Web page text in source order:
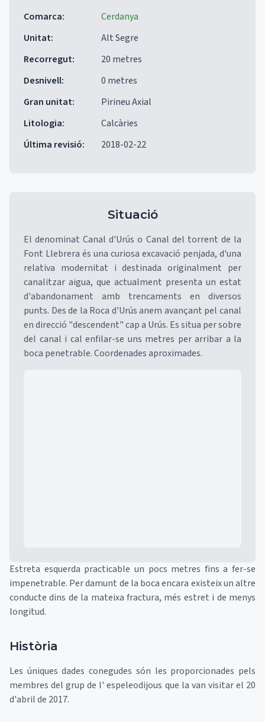
Comarca:
Cerdanya
Unitat:
Alt Segre
Recorregut:
20 metres
Desnivell:
0 metres
Gran unitat:
Pirineu Axial
Litologia:
Calcàries
Última revisió: 2018-02-22
Situació
El denominat Canal d'Urús o Canal del torrent de la
Font Llebrera és una curiosa excavació penjada, d'una
relativa modernitat i destinada originalment per
canalitzar aigua, que actualment presenta un estat
d'abandonament amb trencaments en diversos
punts. Des de la Roca d'Urús anem avançant pel canal
en direcció "descendent" cap a Urús. Es situa per sobre
del canal i cal enfilar-se uns metres per arribar a la
boca penetrable. Coordenades aproximades.
Estreta esquerda practicable un pocs metres fins a fer-se
impenetrable. Per damunt de la boca encara existeix un altre
conducte dins de la mateixa fractura, més estret i de menys
longitud.
Història
Les úniques dades conegudes són les proporcionades pels
membres del grup de l' espeleodijous que la van visitar el 20
d'abril de 2017.